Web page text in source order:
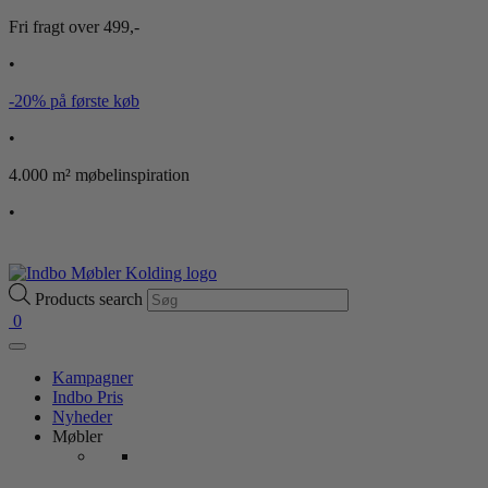
Fri fragt over 499,-
•
-20% på første køb
•
4.000 m² møbelinspiration
•
Products search
0
Kampagner
Indbo Pris
Nyheder
Møbler